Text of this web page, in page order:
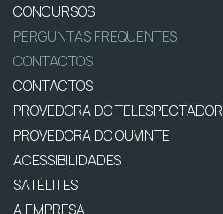
CONCURSOS
PERGUNTAS FREQUENTES
CONTACTOS
CONTACTOS
PROVEDORA DO TELESPECTADOR
PROVEDORA DO OUVINTE
ACESSIBILIDADES
SATÉLITES
A EMPRESA